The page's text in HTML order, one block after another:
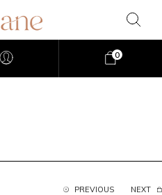
0
PREVIOUS NEXT